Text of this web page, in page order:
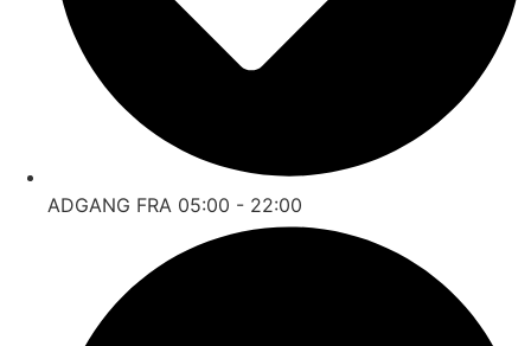
ADGANG FRA 05:00 - 22:00